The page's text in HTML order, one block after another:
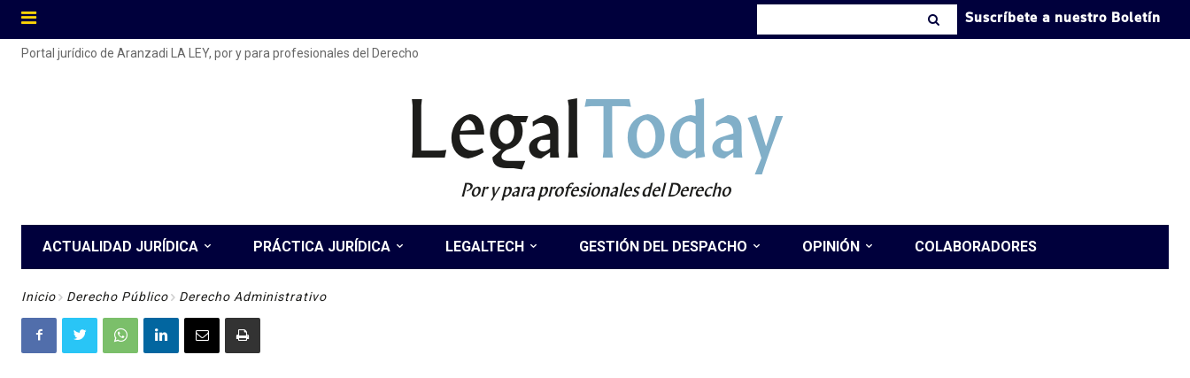
Suscríbete a nuestro Boletín
Portal jurídico de Aranzadi LA LEY, por y para profesionales del Derecho
LegalToday
Por y para profesionales del Derecho
ACTUALIDAD JURÍDICA PRÁCTICA JURÍDICA LEGALTECH GESTIÓN DEL DESPACHO OPINIÓN COLABORADORES
Inicio Derecho Público Derecho Administrativo